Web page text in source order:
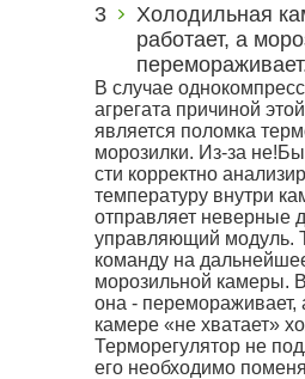
Холодильная
работает, а
В случае
агрегата причиной
является поломка
морозилки. Из-за
сти корректно
температуру внутри
отправляет неверные
управляющий модуль.
команду на
морозильной камеры. В
она - перемораживает,
камере «не хватает»
Терморегулятор не
его необходимо